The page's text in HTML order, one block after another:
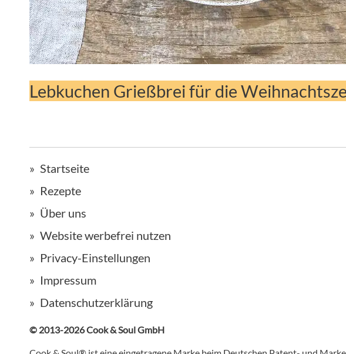
Lebkuchen Grießbrei für die
Startseite
Rezepte
Über uns
Website werbefrei nutzen
Privacy-Einstellungen
Impressum
Datenschutzerklärung
© 2013-2026 Cook & Soul GmbH